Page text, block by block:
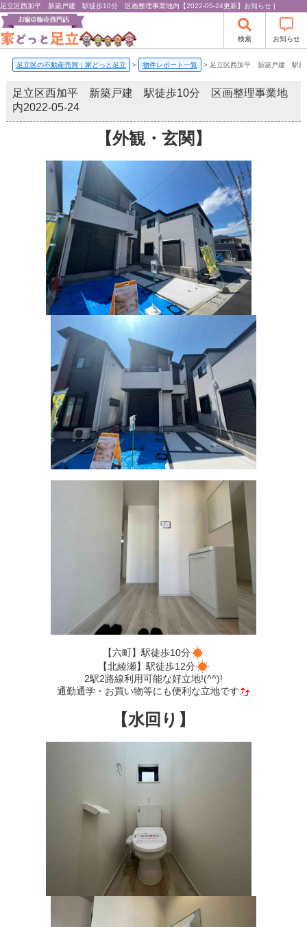
足立区西加平 新築戸建 駅徒歩10分 区画整理事業地内【2022-05-24更新】お知らせ |
検索 お知らせ
足立区の不動産売買｜家どっと足立 > 物件レポート一覧 > 足立区西加平 新築戸建 駅徒
足立区西加平 新築戸建 駅徒歩10分 区画整理事業地
内2022-05-24
【外観・玄関】
【六町】駅徒歩10分
【北綾瀬】駅徒歩12分
2駅2路線利用可能な好立地!(^^)!
通勤通学・お買い物等にも便利な立地です
【水回り】